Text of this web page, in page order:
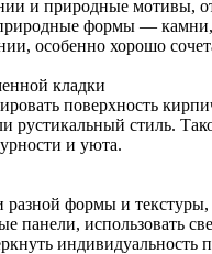
и природные мотивы,
формы —
особенно хорошо
кладки
поверхность
рустикальный стиль.
и уюта.
формы и
панели, использовать
индивидуальность